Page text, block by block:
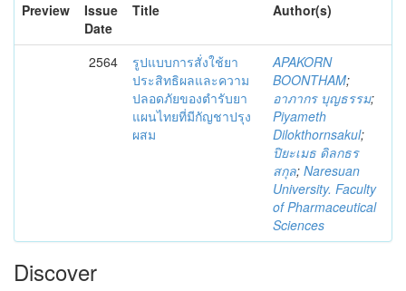
Preview
Issue
Date
Title Author(s)
2564
รูปแบบการสั่งใช้ยา
ประสิทธิผลและความ
ปลอดภัยของตำรับยา
แผนไทยที่มีกัญชาปรุง
ผสม
APAKORN
BOONTHAM;
อาภากร บุญธรรม;
Piyameth
Dilokthornsakul;
ปิยะเมธ ดิลกธร
สกุล; Naresuan
University. Faculty
of Pharmaceutical
Sciences
Discover